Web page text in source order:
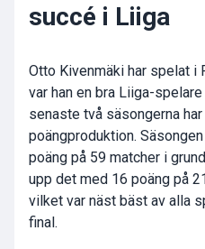
succé i Liiga
Otto Kivenmäki har spelat i
var han en bra Liiga-
senaste två säsongerna
poängproduktion.
poäng på 59 matcher i
upp det med 16 poäng på
vilket var näst bäst av alla
final.